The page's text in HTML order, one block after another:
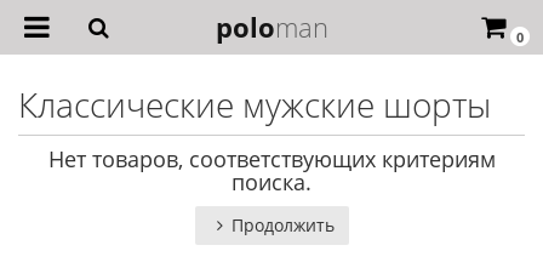
0
poloman
Классические мужские шорты
Нет товаров, соответствующих критериям
поиска.
Продолжить